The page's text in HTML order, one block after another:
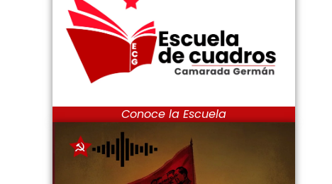
Conoce la Escuela